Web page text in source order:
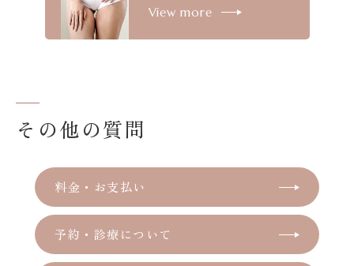
View more
その他の質問
料金・お支払い
予約・診療について